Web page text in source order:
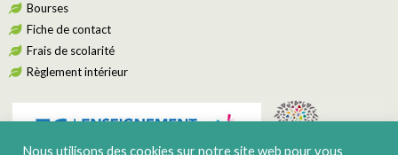
Bourses
Fiche de contact
Frais de scolarité
Règlement intérieur
Nous utilisons des cookies sur notre site web pour vous